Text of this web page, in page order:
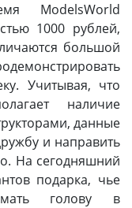
ModelsWorld
1000 рублей,
большой
Учитывая, что
наличие
данные
и направить
На сегодняшний
подарка, чье
голову в